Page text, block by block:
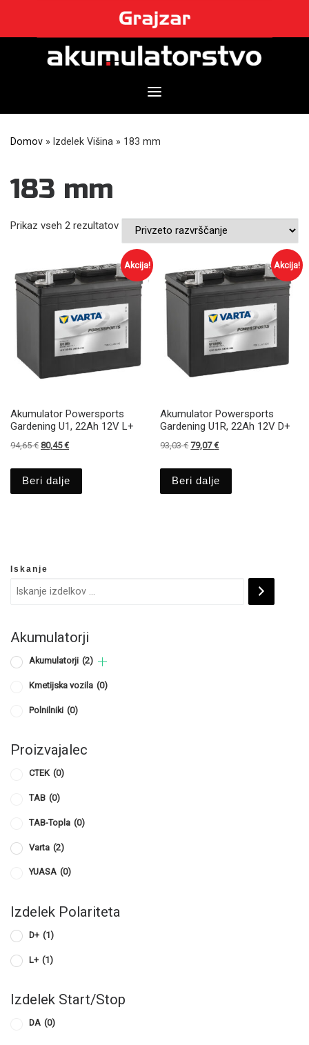
content
Domov » Izdelek Višina » 183 mm
183 mm
Prikaz vseh 2 rezultatov
Akcija!
Akumulator Powersports
Gardening U1, 22Ah 12V L+
94,65€ Izvirna cena je bila: 94,65 €.
80,45€Trenutna cena je: 80,45 €.
Beri dalje
Akcija!
Akumulator Powersports
Gardening U1R, 22Ah 12V D+
93,03€Izvirna cena je bila: 93,03 €.
79,07€Trenutna cena je:
Beri dalje
Iskanje
Akumulatorji
Akumulatorji (2)
Kmetijska vozila (0)
Polnilniki (0)
Proizvajalec
CTEK (0)
TAB (0)
TAB-Topla (0)
Varta (2)
YUASA (0)
Izdelek Polariteta
D+ (1)
L+ (1)
Izdelek Start/Stop
DA (0)